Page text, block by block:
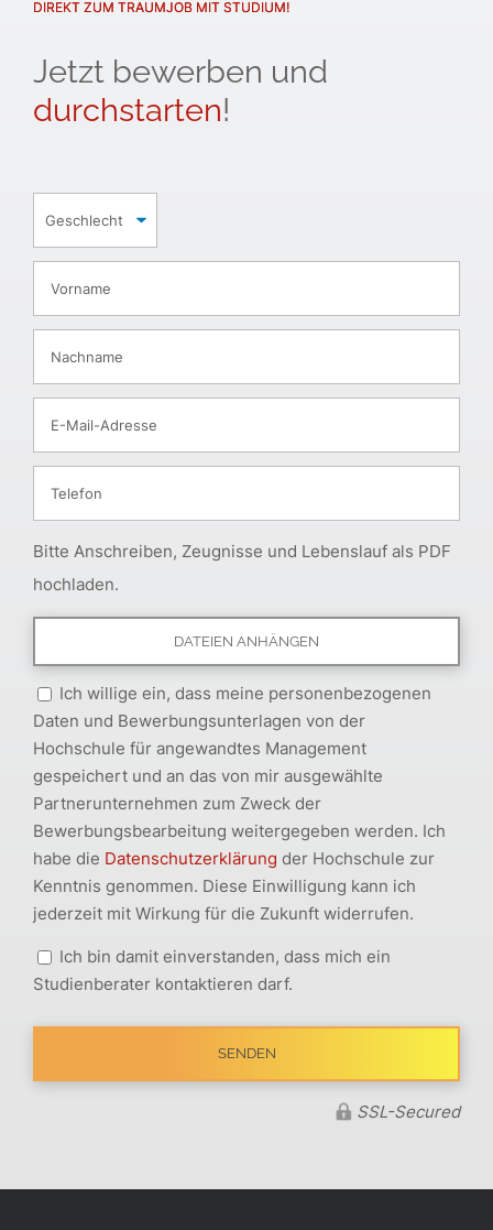
DIREKT ZUM TRAUMJOB MIT STUDIUM!
Jetzt bewerben und
durchstarten!
Bitte Anschreiben, Zeugnisse und Lebenslauf als PDF
hochladen.
Ich willige ein, dass meine personenbezogenen
Daten und Bewerbungsunterlagen von der
Hochschule für angewandtes Management
gespeichert und an das von mir ausgewählte
Partnerunternehmen zum Zweck der
Bewerbungsbearbeitung weitergegeben werden. Ich
habe die Datenschutzerklärung der Hochschule zur
Kenntnis genommen. Diese Einwilligung kann ich
jederzeit mit Wirkung für die Zukunft widerrufen.
Ich bin damit einverstanden, dass mich ein
Studienberater kontaktieren darf.
SSL-Secured